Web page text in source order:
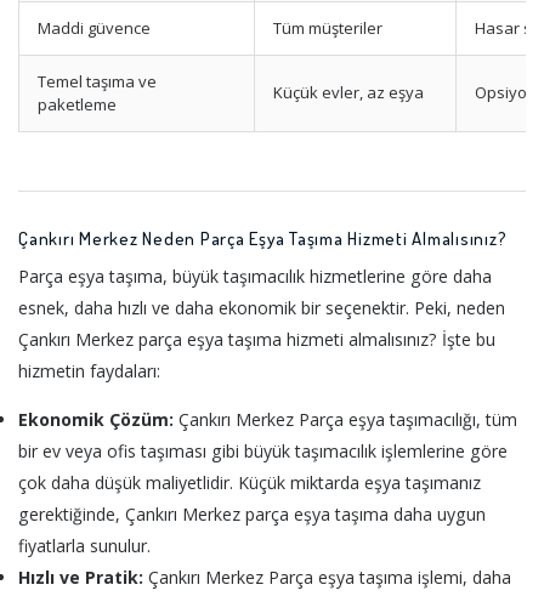
Maddi güvence Tüm müşteriler Hasar
Temel taşıma ve
paketleme
Küçük evler, az eşya
Çankırı Merkez Neden Parça Eşya Taşıma Hizmeti Almalısınız?
Parça eşya taşıma, büyük taşımacılık hizmetlerine göre daha
esnek, daha hızlı ve daha ekonomik bir seçenektir. Peki, neden
Çankırı Merkez parça eşya taşıma hizmeti almalısınız? İşte bu
hizmetin faydaları:
Ekonomik Çözüm: Çankırı Merkez Parça eşya taşımacılığı, tüm
bir ev veya ofis taşıması gibi büyük taşımacılık işlemlerine göre
çok daha düşük maliyetlidir. Küçük miktarda eşya taşımanız
gerektiğinde, Çankırı Merkez parça eşya taşıma daha uygun
fiyatlarla sunulur.
Hızlı ve Pratik: Çankırı Merkez Parça eşya taşıma işlemi, daha